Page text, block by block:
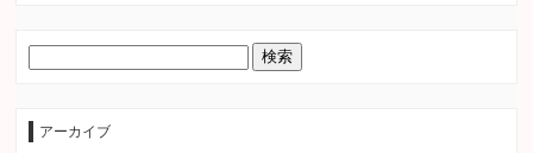
アーカイブ